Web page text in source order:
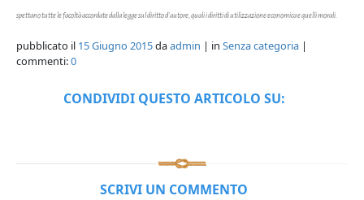
spettano tutte le facoltà accordate dalla legge sul diritto d'autore, quali i diritti di utilizzazione economica e quelli morali.
pubblicato il 15 Giugno 2015daadmin | in Senza categoria |
commenti:0
CONDIVIDI QUESTO ARTICOLO SU:
SCRIVI UN COMMENTO